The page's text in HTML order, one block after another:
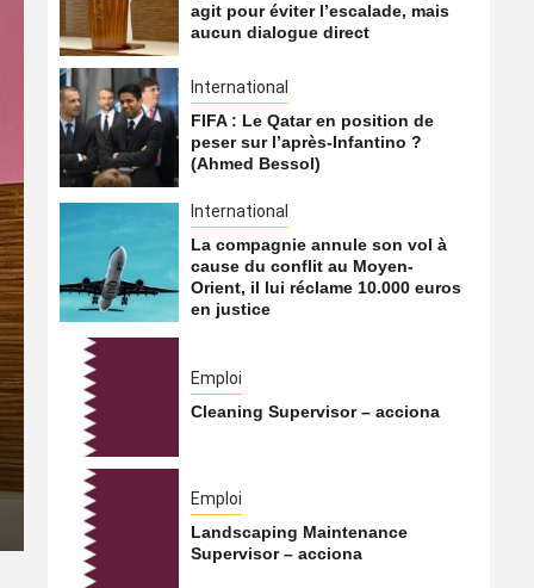
International
La compagnie annule
Moyen-Orient, il lui
6 août 2026 Qatarien
agit pour éviter l’escalade, mais
aucun dialogue direct
International
FIFA : Le Qatar en position de
peser sur l’après-Infantino ?
(Ahmed Bessol)
International
La compagnie annule son vol à
cause du conflit au Moyen-
Orient, il lui réclame 10.000 euros
en justice
Emploi
Cleaning Supervisor – acciona
Emploi
Landscaping Maintenance
Supervisor – acciona